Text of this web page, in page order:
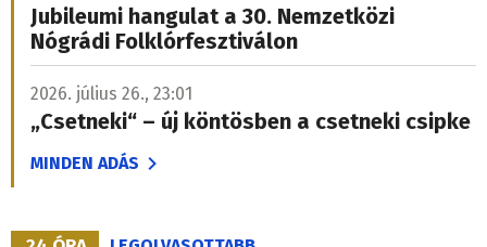
Jubileumi hangulat a 30. Nemzetközi
Nógrádi Folklórfesztiválon
2026. július 26., 23:01
„Csetneki“ – új köntösben a csetneki csipke
MINDEN ADÁS